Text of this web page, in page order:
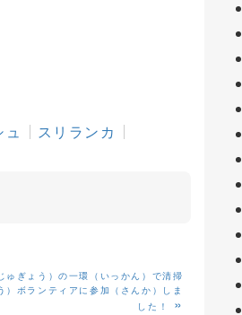
スリランカ
ゅぎょう）の一環（いっかん）で清掃
）ボランティアに参加（さんか）しま
した！
»